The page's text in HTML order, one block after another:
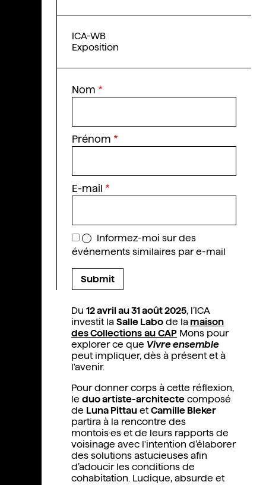
Du 12 avril au 31 août 2025, l’ICA
investit la Salle Labo de la maison
des Collections au CAP Mons pour
explorer ce que Vivre ensemble
peut impliquer, dès à présent et à
l'avenir.
Pour donner corps à cette réflexion,
le duo artiste-architecte composé
de Luna Pittau et Camille Bleker
partira à la rencontre des
montois·es et de leurs rapports de
voisinage avec l'intention d’élaborer
des solutions astucieuses afin
d’adoucir les conditions de
cohabitation. Ludique, absurde et
ICA-WB
Exposition
Nom
Prénom
E-mail
Informez-moi sur des
événements similaires par e-mail